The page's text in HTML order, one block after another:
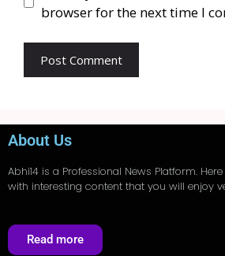
browser for the next time I
About Us
Abhi14 is a Professional News Platform.
with interesting content that you will enjoy
Read more